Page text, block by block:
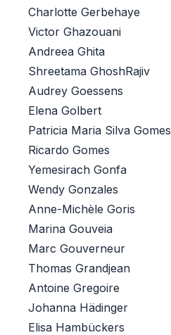
Charlotte Gerbehaye
Victor Ghazouani
Andreea Ghita
Shreetama GhoshRajiv
Audrey Goessens
Elena Golbert
Patricia Maria Silva Gomes
Ricardo Gomes
Yemesirach Gonfa
Wendy Gonzales
Anne-Michèle Goris
Marina Gouveia
Marc Gouverneur
Thomas Grandjean
Antoine Gregoire
Johanna Hädinger
Elisa Hambückers